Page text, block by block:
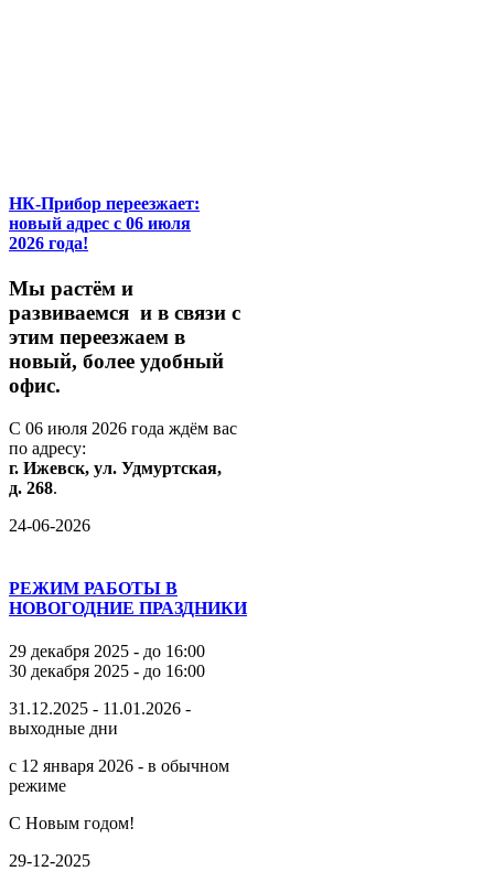
НК-Прибор переезжает:
новый адрес с 06 июля
2026 года!
Мы растём и
развиваемся и в связи с
этим переезжаем в
новый, более удобный
офис.
С 06 июля 2026 года ждём вас
по адресу:
г. Ижевск, ул. Удмуртская,
д. 268.
24-06-2026
РЕЖИМ РАБОТЫ В
НОВОГОДНИЕ ПРАЗДНИКИ
29 декабря 2025 - до 16:00
30 декабря 2025 - до 16:00
31.12.2025 - 11.01.2026 -
выходные дни
с 12 января 2026 - в обычном
режиме
С Новым годом!
29-12-2025